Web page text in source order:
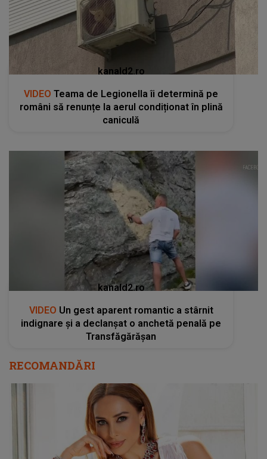
kanald2.ro
VIDEO Teama de Legionella îi determină pe
români să renunțe la aerul condiționat în plină
caniculă
kanald2.ro
VIDEO Un gest aparent romantic a stârnit
indignare și a declanșat o anchetă penală pe
Transfăgărășan
RECOMANDĂRI